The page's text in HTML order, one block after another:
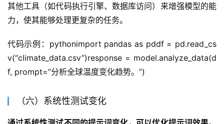
其他工具（如代码执行引擎、数据库访问）来增强模型的能
力，使其能够处理更复杂的任务。
代码示例：pythonimport pandas as pddf = pd.read_cs
v(“climate_data.csv”)response = model.analyze_data(d
f, prompt=”分析全球温度变化趋势。”)
（六）系统性测试变化